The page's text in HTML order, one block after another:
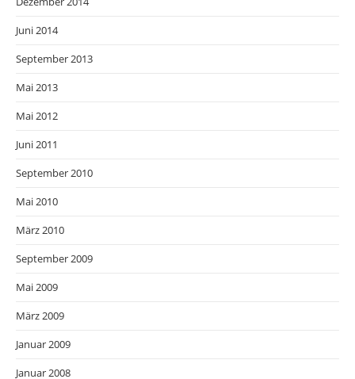
Juni 2014
September 2013
Mai 2013
Mai 2012
Juni 2011
September 2010
Mai 2010
März 2010
September 2009
Mai 2009
März 2009
Januar 2009
Januar 2008